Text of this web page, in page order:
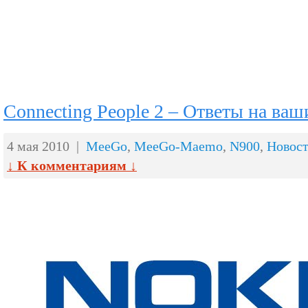
Connecting People 2 – Ответы на
4 мая 2010 | MeeGo, MeeGo-Maemo, N900,
↓ К комментариям ↓